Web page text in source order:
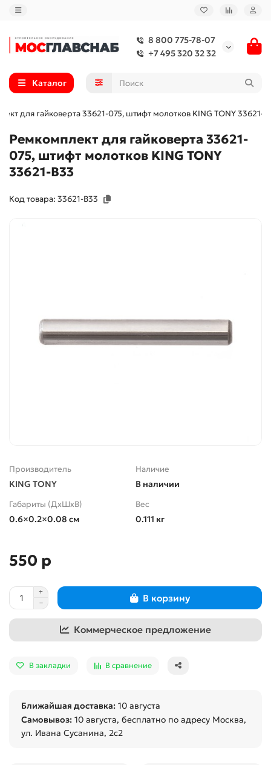
8 800 775-78-07
+7 495 320 32 32
Каталог
для гайковерта 33621-075, штифт молотков KING TONY 33621-
Ремкомплект для гайковерта 33621-
075, штифт молотков KING TONY
33621-B33
Код товара: 33621-B33
Производитель
KING TONY
Наличие
В наличии
Габариты (ДхШхВ)
0.6×0.2×0.08 см
Вес
0.111 кг
550 р
В корзину
Коммерческое предложение
В закладки В сравнение
Ближайшая доставка: 10 августа
Самовывоз: 10 августа, бесплатно по адресу Москва,
ул. Ивана Сусанина, 2с2